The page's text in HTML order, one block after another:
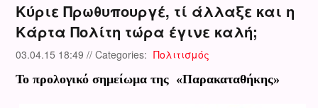
Κύριε Πρωθυπουργέ, τί άλλαξε και η
Κάρτα Πολίτη τώρα έγινε καλή;
03.04.15 18:49 // Categories: Πολιτισμός
Το προλογικό σημείωμα της «Παρακαταθήκης»